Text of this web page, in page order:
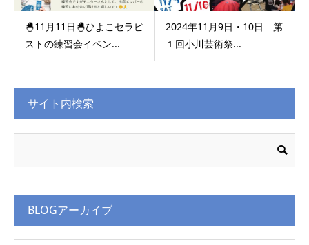
🐣11月11日🐣ひよこセラピ
ストの練習会イベン...
2024年11月9日・10日 第
１回小川芸術祭...
サイト内検索
BLOGアーカイブ